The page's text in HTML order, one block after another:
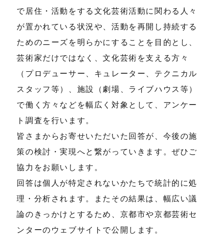
ボランティア
京都芸術センターについて
京都芸術センターってどんなところ？
概要・理念・運営体制
連携事業のご案内
チケット情報
お知らせ
お問い合わせ
サイトポリシー&プライバシーポリシー
オフィシャルSNS
で居住・活動をする文化芸術活動に関わる人々
が置かれている状況や、活動を再開し持続する
ためのニーズを明らかにすることを目的とし、
芸術家だけではなく、文化芸術を支える方々
（プロデューサー、キュレーター、テクニカル
スタッフ等）、施設（劇場、ライブハウス等）
で働く方々などを幅広く対象として、アンケー
ト調査を行います。
皆さまからお寄せいただいた回答が、今後の施
策の検討・実現へと繋がっていきます。ぜひご
協力をお願いします。
回答は個人が特定されないかたちで統計的に処
理・分析されます。またその結果は、幅広い議
論のきっかけとするため、京都市や京都芸術セ
ンターのウェブサイトで公開します。